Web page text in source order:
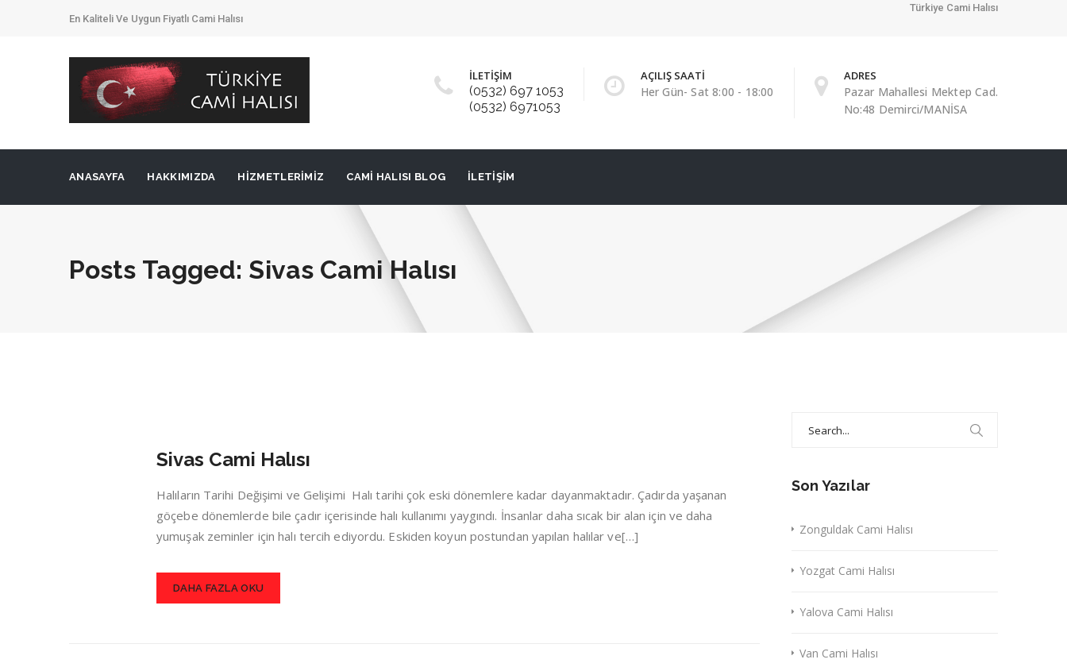
En Kaliteli Ve Uygun Fiyatlı Cami Halısı
Türkiye Cami Halısı
İLETİŞİM
(0532) 697 1053
(0532) 6971053
AÇILIŞ SAATİ
Her Gün- Sat 8:00 - 18:00
ADRES
Pazar Mahallesi Mektep Cad.
No:48 Demirci/MANİSA
ANASAYFA HAKKIMIZDA HIZMETLERIMIZ CAMI HALISI BLOG İLETIŞIM
Posts Tagged: Sivas Cami Halısı
Sivas Cami Halısı
Halıların Tarihi Değişimi ve Gelişimi Halı tarihi çok eski dönemlere kadar dayanmaktadır. Çadırda yaşanan
göçebe dönemlerde bile çadır içerisinde halı kullanımı yaygındı. İnsanlar daha sıcak bir alan için ve daha
yumuşak zeminler için halı tercih ediyordu. Eskiden koyun postundan yapılan halılar ve[…]
DAHA FAZLA OKU
Son Yazılar
Zonguldak Cami Halısı
Yozgat Cami Halısı
Yalova Cami Halısı
Van Cami Halısı